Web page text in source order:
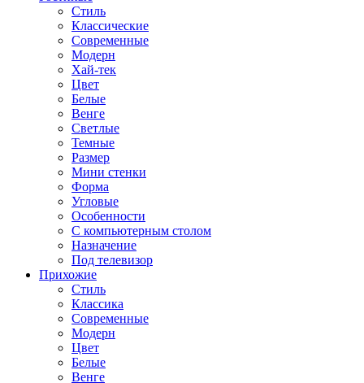
Стиль
Классические
Современные
Модерн
Хай-тек
Цвет
Белые
Венге
Светлые
Темные
Размер
Мини стенки
Форма
Угловые
Особенности
С компьютерным столом
Назначение
Под телевизор
Прихожие
Стиль
Классика
Современные
Модерн
Цвет
Белые
Венге